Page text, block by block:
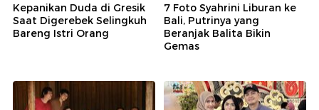
Kepanikan Duda di Gresik
Saat Digerebek Selingkuh
Bareng Istri Orang
7 Foto Syahrini Liburan ke
Bali, Putrinya yang
Beranjak Balita Bikin
Gemas